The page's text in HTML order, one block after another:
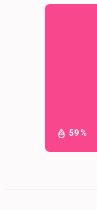
59 %